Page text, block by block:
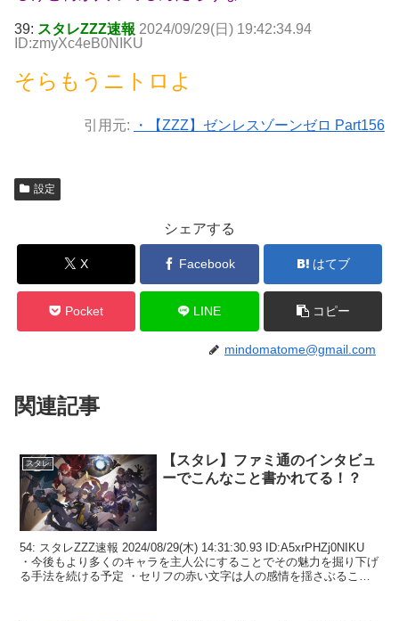
39: スタレZZZ速報 2024/09/29(日) 19:42:34.94
ID:zmyXc4eB0NIKU
そらもうニトロよ
引用元: ・【ZZZ】ゼンレスゾーンゼロ Part156
設定
シェアする
X Facebook はてブ
Pocket LINE コピー
mindomatome@gmail.com
関連記事
スタレ
【スタレ】ファミ通のインタビュ
ーでこんなこと書かれてる！？
54: スタレZZZ速報 2024/08/29(木) 14:31:30.93 ID:A5xrPHZj0NIKU
・今後もより多くのキャラを主人公にすることでその魅力を掘り下げ
る手法を続ける予定 ・セリフの赤い文字は人の感情を揺さぶること